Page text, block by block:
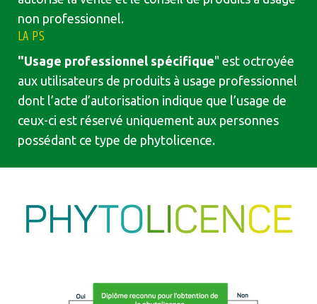
non professionnel.
LA PS
"Usage professionnel spécifique" est octroyée
aux utilisateurs de produits à usage professionnel
dont l’acte d’autorisation indique que l’usage de
ceux-ci est réservé uniquement aux personnes
possédant ce type de phytolicence.